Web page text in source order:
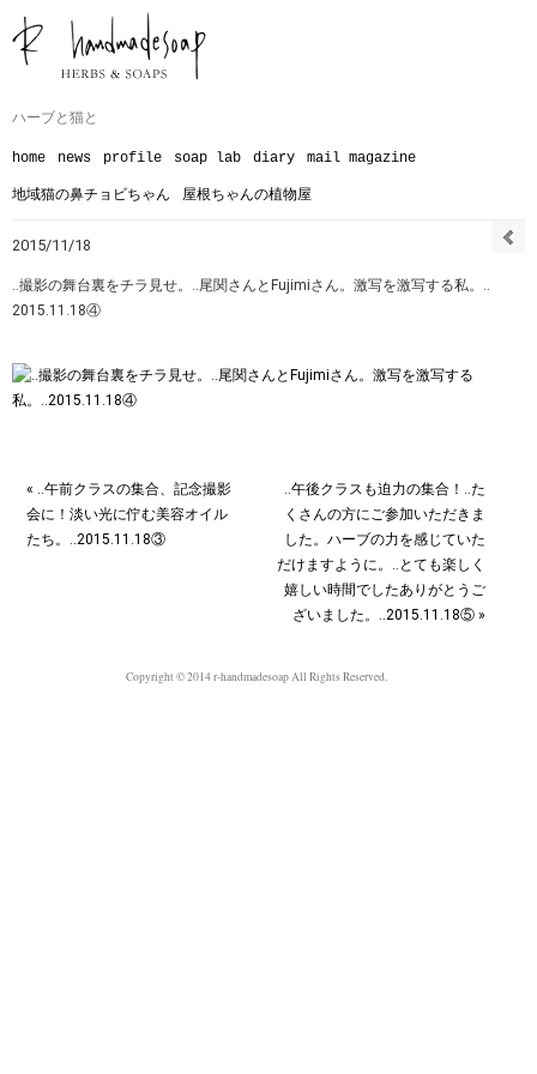
ハーブと猫と
home news profile soap lab diary mail magazine
地域猫の鼻チョビちゃん 屋根ちゃんの植物屋
2015/11/18
‥撮影の舞台裏をチラ見せ。‥尾関さんとFujimiさん。激写を激写する私。‥
2015.11.18④
« ‥午前クラスの集合、記念撮影
会に！淡い光に佇む美容オイル
たち。‥2015.11.18③
‥午後クラスも迫力の集合！‥た
くさんの方にご参加いただきま
した。ハーブの力を感じていた
だけますように。‥とても楽しく
嬉しい時間でした︎ありがとうご
ざいました。‥2015.11.18⑤ »
Copyright © 2014 r-handmadesoap All Rights Reserved.